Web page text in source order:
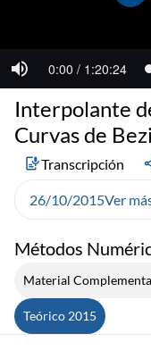
Métodos
Material
Teórico 2015
Interpolante
Curvas de
Transcripción
26/10/2015Ver